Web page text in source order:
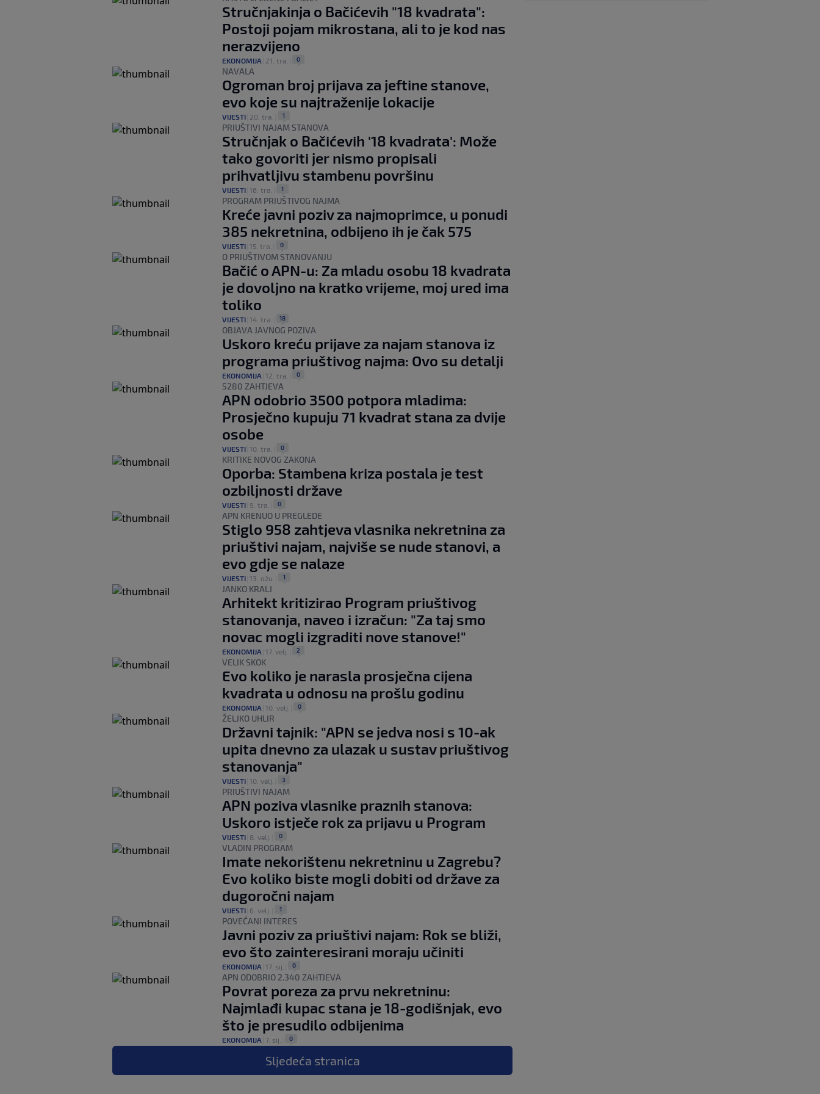
Stručnjakinja o Bačićevih "18 kvadrata":
Postoji pojam mikrostana, ali to je kod nas
nerazvijeno
EKONOMIJA 21. tra. 0
NAVALA
Ogroman broj prijava za jeftine stanove,
evo koje su najtraženije lokacije
VIJESTI 20. tra. 1
PRIUŠTIVI NAJAM STANOVA
Stručnjak o Bačićevih '18 kvadrata': Može
tako govoriti jer nismo propisali
prihvatljivu stambenu površinu
VIJESTI 16. tra. 1
PROGRAM PRIUŠTIVOG NAJMA
Kreće javni poziv za najmoprimce, u ponudi
385 nekretnina, odbijeno ih je čak 575
VIJESTI 15. tra. 0
O PRIUŠTIVOM STANOVANJU
Bačić o APN-u: Za mladu osobu 18 kvadrata
je dovoljno na kratko vrijeme, moj ured ima
toliko
VIJESTI 14. tra. 18
OBJAVA JAVNOG POZIVA
Uskoro kreću prijave za najam stanova iz
programa priuštivog najma: Ovo su detalji
EKONOMIJA 12. tra. 0
5280 ZAHTJEVA
APN odobrio 3500 potpora mladima:
Prosječno kupuju 71 kvadrat stana za dvije
osobe
VIJESTI 10. tra. 0
KRITIKE NOVOG ZAKONA
Oporba: Stambena kriza postala je test
ozbiljnosti države
VIJESTI 9. tra. 0
APN KRENUO U PREGLEDE
Stiglo 958 zahtjeva vlasnika nekretnina za
priuštivi najam, najviše se nude stanovi, a
evo gdje se nalaze
VIJESTI 13. ožu. 1
JANKO KRALJ
Arhitekt kritizirao Program priuštivog
stanovanja, naveo i izračun: "Za taj smo
novac mogli izgraditi nove stanove!"
EKONOMIJA 17. velj. 2
VELIK SKOK
Evo koliko je narasla prosječna cijena
kvadrata u odnosu na prošlu godinu
EKONOMIJA 10. velj. 0
ŽELJKO UHLIR
Državni tajnik: "APN se jedva nosi s 10-ak
upita dnevno za ulazak u sustav priuštivog
stanovanja"
VIJESTI 10. velj. 3
PRIUŠTIVI NAJAM
APN poziva vlasnike praznih stanova:
Uskoro istječe rok za prijavu u Program
VIJESTI 8. velj. 0
VLADIN PROGRAM
Imate nekorištenu nekretninu u Zagrebu?
Evo koliko biste mogli dobiti od države za
dugoročni najam
VIJESTI 6. velj. 1
POVEĆANI INTERES
Javni poziv za priuštivi najam: Rok se bliži,
evo što zainteresirani moraju učiniti
EKONOMIJA 17. sij. 0
APN ODOBRIO 2.340 ZAHTJEVA
Povrat poreza za prvu nekretninu:
Najmlađi kupac stana je 18-godišnjak, evo
što je presudilo odbijenima
EKONOMIJA 7. sij. 0
Sljedeća stranica